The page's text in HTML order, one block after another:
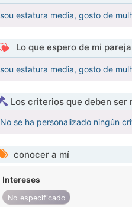
sou estatura media, gosto de
Lo que espero de mi
sou estatura media, gosto de
Los criterios que deben ser
No se ha personalizado ningún
conocer a mí
Intereses
No especificado